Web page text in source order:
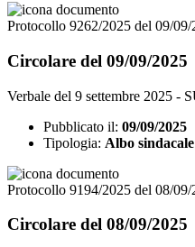
Protocollo 9262/2025 del 09/09/
Circolare del 09/09/2025
Verbale del 9 settembre 2025
Pubblicato il: 09/09/2025
Tipologia: Albo sindacale
Protocollo 9194/2025 del 08/09/
Circolare del 08/09/2025